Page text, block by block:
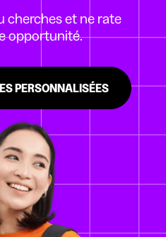
cherches et ne rate
opportunité.
PERSONNALISÉES